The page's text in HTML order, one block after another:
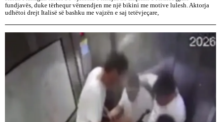
fundjavës, duke tërhequr vëmendjen me një bikini me motive lulesh. Aktorja
udhëtoi drejt Italisë së bashku me vajzën e saj tetëvjeçare,